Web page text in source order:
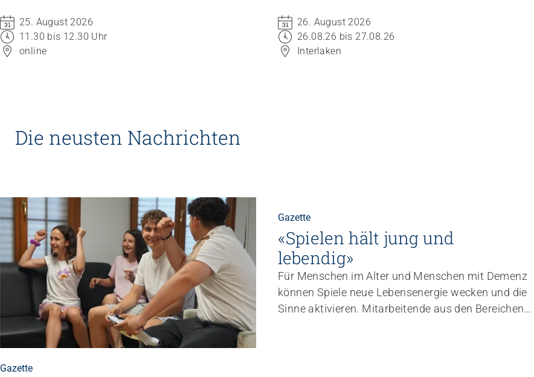
25. August 2026
11.30 bis 12.30 Uhr
online
26. August 2026
26.08.26 bis 27.08.26
Interlaken
Die neusten Nachrichten
Gazette
Gazette
«Spielen hält jung und
lebendig»
Für Menschen im Alter und Menschen mit Demenz
können Spiele neue Lebensenergie wecken und die
Sinne aktivieren. Mitarbeitende aus den Bereichen